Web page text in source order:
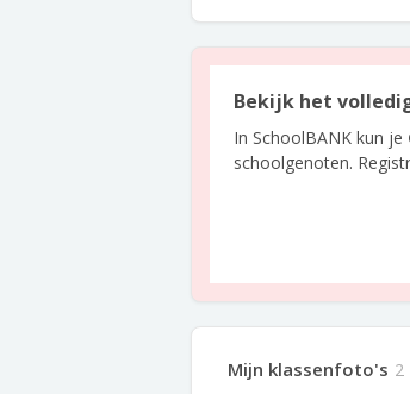
Bekijk het
In SchoolBANK kun je
schoolgenoten.
Mijn klassenfoto's 2